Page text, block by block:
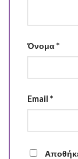
Όνομα*
Email *